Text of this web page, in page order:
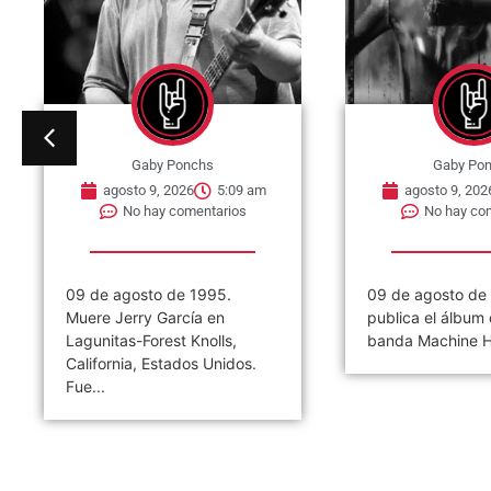
Gaby Ponchs
agosto 9, 2026
5:09 am
No hay comentarios
09 de agosto de 1995.
Muere Jerry García en
Lagunitas-Forest Knolls,
California, Estados Unidos.
Fue...
Gaby
agosto 9,
No hay
09 de agosto de
publica el álbum
banda Machine